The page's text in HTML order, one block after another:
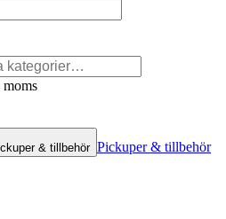
& tillbehör Pickuper & tillbehör